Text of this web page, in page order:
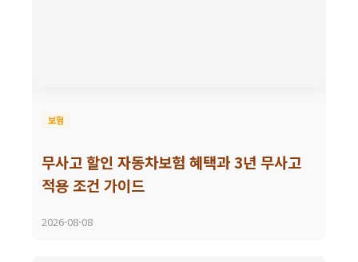
보험
무사고 할인 자동차보험 혜택과 3년 무사고
적용 조건 가이드
2026-08-08